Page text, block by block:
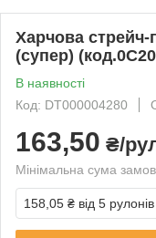
Харчова стрейч-
(супер)
В наявності
Код: DT000004280
163,50 ₴/
Мінімальна сума
158,05 ₴ від 5 рулонів